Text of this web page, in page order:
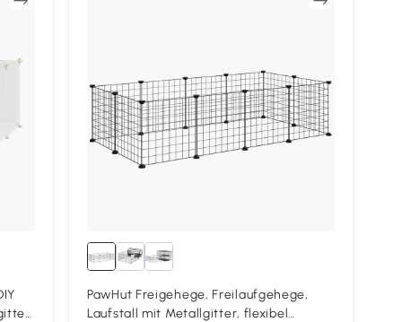
PawHut Freigehege, Freilaufgehege,
Laufstall mit Metallgitter, flexibel